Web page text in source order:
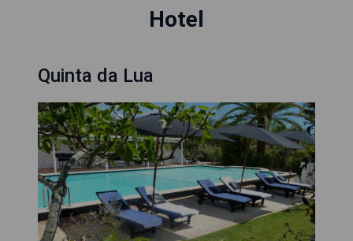
Hotel
Quinta da Lua